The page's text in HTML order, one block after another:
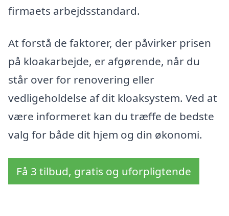
firmaets arbejdsstandard.
At forstå de faktorer, der påvirker prisen
på kloakarbejde, er afgørende, når du
står over for renovering eller
vedligeholdelse af dit kloaksystem. Ved at
være informeret kan du træffe de bedste
valg for både dit hjem og din økonomi.
Få 3 tilbud, gratis og uforpligtende